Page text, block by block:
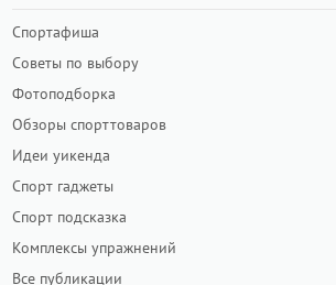
Спортафиша
Советы по выбору
Фотоподборка
Обзоры спорттоваров
Идеи уикенда
Спорт гаджеты
Спорт подсказка
Комплексы упражнений
Все публикации